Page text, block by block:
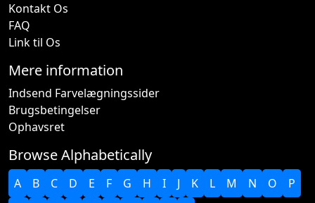
Kontakt Os
FAQ
Link til Os
Mere information
Indsend Farvelægningssider
Brugsbetingelser
Ophavsret
Browse Alphabetically
A B C D E F G H I J K L M N O P